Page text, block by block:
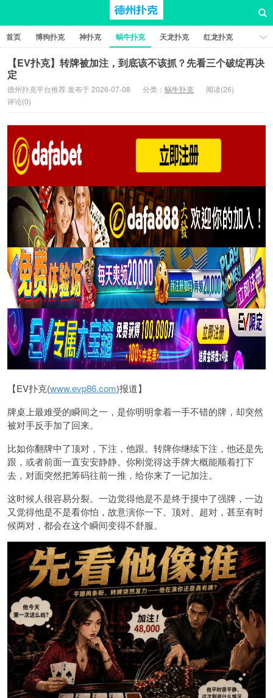
首页 博狗扑克 神扑克 蜗牛扑克 天龙扑克
红龙扑克
新葡京棋牌
红星扑克 扑克之星 比特币扑克
【EV扑克】转牌被加注，到底该不该抓？先看三个破绽再决
定
德州扑克平台推荐 发布于 2026-07-08 分类： 蜗牛扑克
阅读(26)
评论(0)
【EV扑克(www.evp86.com)报道】
牌桌上最难受的瞬间之一，是你明明拿着一手不错的牌，却突然
被对手反手加了回来。
比如你翻牌中了顶对，下注，他跟。转牌你继续下注，他还是先
跟，或者前面一直安安静静。你刚觉得这手牌大概能顺着打下
去，对面突然把筹码往前一推，给你来了一记加注。
这时候人很容易分裂。一边觉得他是不是终于摸中了强牌，一边
又觉得他是不是看你怕，故意演你一下。顶对、超对，甚至有时
候两对，都会在这个瞬间变得不舒服。